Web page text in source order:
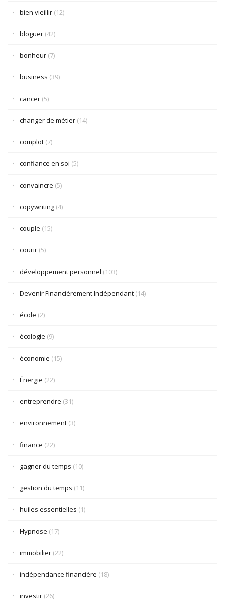
bien vieillir (12)
bloguer (42)
bonheur (7)
business (39)
cancer (5)
changer de métier (14)
complot (7)
confiance en soi (5)
convaincre (5)
copywriting (4)
couple (15)
courir (5)
développement personnel (103)
Devenir Financièrement Indépendant (14)
école (2)
écologie (9)
économie (15)
Énergie (22)
entreprendre (31)
environnement (3)
finance (22)
gagner du temps (10)
gestion du temps (11)
huiles essentielles (1)
Hypnose (17)
immobilier (22)
indépendance financière (18)
investir (26)